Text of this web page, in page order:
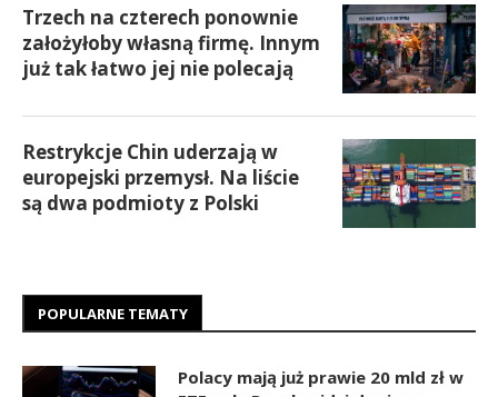
Trzech na czterech ponownie
założyłoby własną firmę. Innym
już tak łatwo jej nie polecają
Restrykcje Chin uderzają w
europejski przemysł. Na liście
są dwa podmioty z Polski
POPULARNE TEMATY
Polacy mają już prawie 20 mld zł w